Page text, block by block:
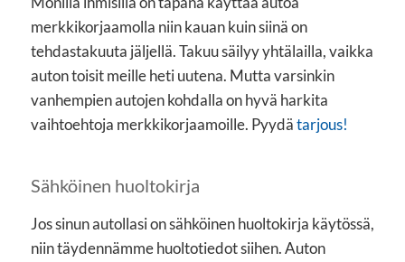
merkkikorjaamolla niin kauan kuin siinä on
tehdastakuuta jäljellä. Takuu säilyy yhtälailla, vaikka
auton toisit meille heti uutena. Mutta varsinkin
vanhempien autojen kohdalla on hyvä harkita
vaihtoehtoja merkkikorjaamoille. Pyydätarjous!
Sähköinen huoltokirja
Jos sinun autollasi on sähköinen huoltokirja käytössä,
niin täydennämme huoltotiedot siihen. Auton